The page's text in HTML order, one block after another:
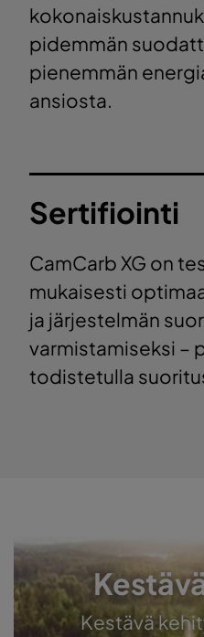
pidemmän
pienemmän
ansiosta.
Sertifiointi
CamCarb XG on
mukaisesti
ja järjestelmän
varmistamiseksi –
todistetulla
Kestävä